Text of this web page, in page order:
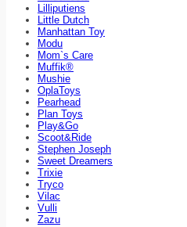
Lilliputiens
Little Dutch
Manhattan Toy
Modu
Mom`s Care
Muffik®
Mushie
OplaToys
Pearhead
Plan Toys
Play&Go
Scoot&Ride
Stephen Joseph
Sweet Dreamers
Trixie
Tryco
Vilac
Vulli
Zazu